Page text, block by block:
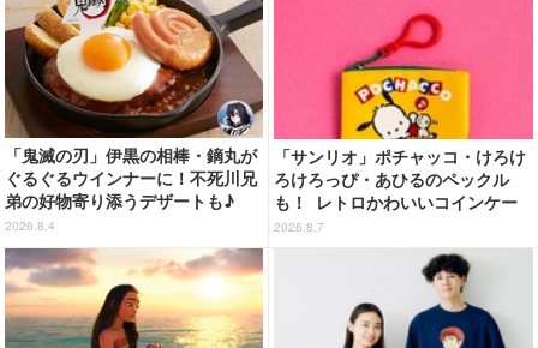
「鬼滅の刃」伊黒の相棒・鏑丸が
ぐるぐるウインナーに！不死川兄
弟の好物寄り添うデザートも♪
「ジョイフル」コラボ第3弾・第4
弾決定【8月18日～】
2026.8.4
「サンリオ」ポチャッコ・けろけ
ろけろっぴ・あひるのペックル
も！ レトロかわいいコインケー
ス第2弾がカプセルトイに登場♪
2026.8.7